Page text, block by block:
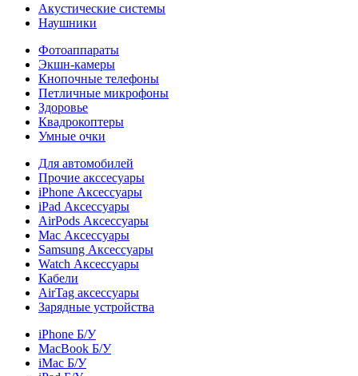
Акустические системы
Наушники
Фотоаппараты
Экшн-камеры
Кнопочные телефоны
Петличные микрофоны
Здоровье
Квадрокоптеры
Умные очки
Для автомобилей
Прочие акссесуары
iPhone Аксессуары
iPad Аксессуары
AirPods Аксессуары
Mac Аксессуары
Samsung Аксессуары
Watch Аксессуары
Кабели
AirTag аксессуары
Зарядные устройства
iPhone Б/У
MacBook Б/У
iMac Б/У